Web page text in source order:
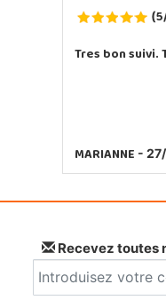
(5
Tres bon suivi.
MARIANNE -
Recevez toutes